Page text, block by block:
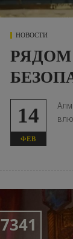
НОВОСТИ
14
ФЕВ
7341